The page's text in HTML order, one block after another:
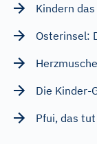
Kindern
Osterinsel:
Die Kinder-
Pfui, das